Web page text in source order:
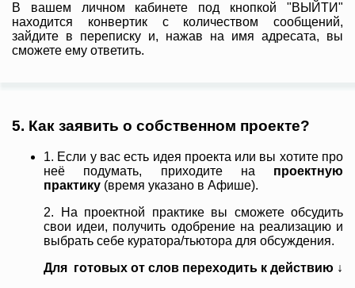
В вашем личном кабинете под кнопкой "ВЫЙТИ"
находится конвертик с количеством сообщений,
зайдите в переписку и, нажав на имя адресата, вы
сможете ему ответить.
5. Как заявить о собственном проекте?
1. Если у вас есть идея проекта или вы хотите про
неё подумать, приходите на проектную
практику (время указано в Афише).
2. На проектной практике вы сможете обсудить
свои идеи, получить одобрение на реализацию и
выбрать себе куратора/тьютора для обсуждения.
Для готовых от слов переходить к действию ↓